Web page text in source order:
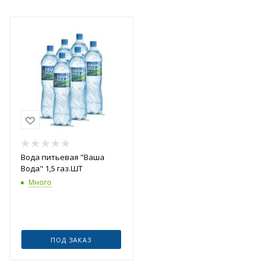
Вода питьевая "Ваша
Вода" 1,5 газ.ШТ
Много
ПОД ЗАКАЗ